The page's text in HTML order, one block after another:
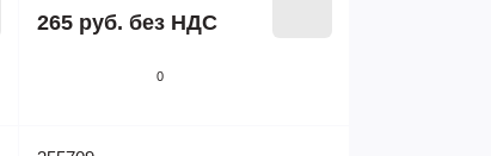
0
265 руб. без НДС